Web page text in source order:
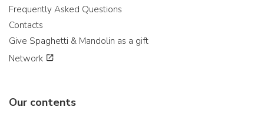
Frequently Asked Questions
Contacts
Give Spaghetti & Mandolin as a gift
Network
Our contents